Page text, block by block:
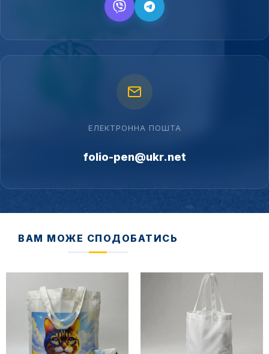
ЕЛЕКТРОННА ПОШТА
folio-pen@ukr.net
ВАМ МОЖЕ СПОДОБАТИСЬ